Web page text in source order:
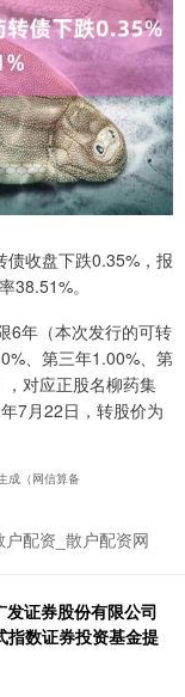
收盘下跌0.35%，报
38.51%。
6年（本次发行的可转
、第三年1.00%、第
对应正股名柳药集
7月22日，转股价为
成（网信算备
配资_散户配资网
证券股份有限公司
指数证券投资基金提